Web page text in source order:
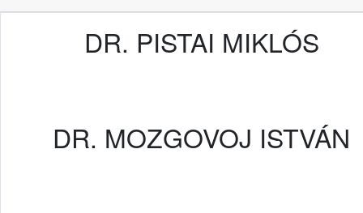
DR. PISTAI MIKLÓS
DR. MOZGOVOJ ISTVÁN